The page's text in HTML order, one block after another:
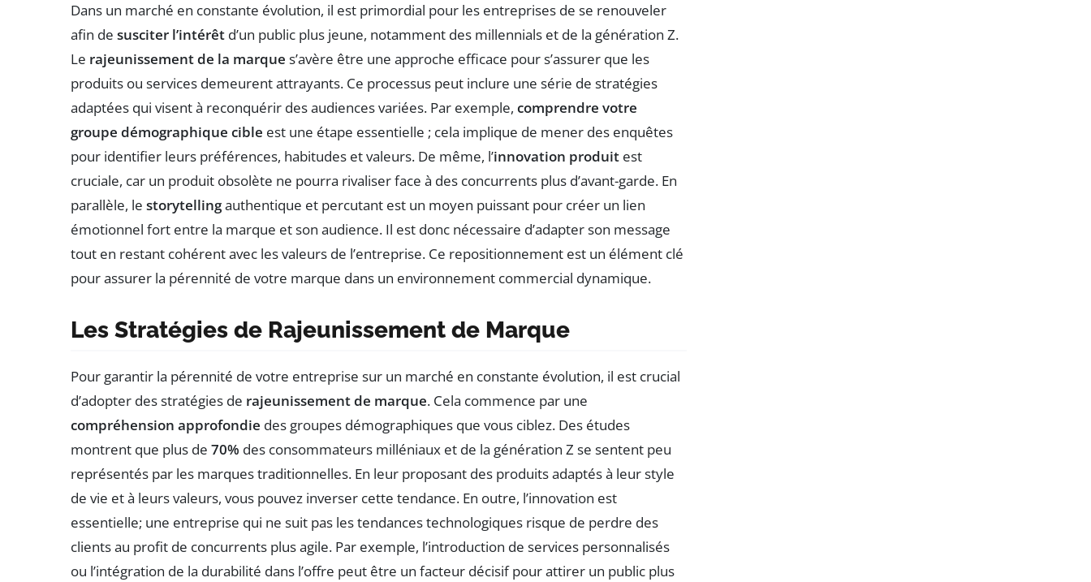
Dans un marché en constante évolution, il est primordial pour les entreprises de se renouveler
afin de susciter l’intérêt d’un public plus jeune, notamment des millennials et de la génération Z.
Le rajeunissement de la marque s’avère être une approche efficace pour s’assurer que les
produits ou services demeurent attrayants. Ce processus peut inclure une série de stratégies
adaptées qui visent à reconquérir des audiences variées. Par exemple, comprendre votre
groupe démographique cible est une étape essentielle ; cela implique de mener des enquêtes
pour identifier leurs préférences, habitudes et valeurs. De même, l’innovation produit est
cruciale, car un produit obsolète ne pourra rivaliser face à des concurrents plus d’avant-garde. En
parallèle, le storytellingauthentique et percutant est un moyen puissant pour créer un lien
émotionnel fort entre la marque et son audience. Il est donc nécessaire d’adapter son message
tout en restant cohérent avec les valeurs de l’entreprise. Ce repositionnement est un élément clé
pour assurer la pérennité de votre marque dans un environnement commercial dynamique.
Les Stratégies de Rajeunissement de Marque
Pour garantir la pérennité de votre entreprise sur un marché en constante évolution, il est crucial
d’adopter des stratégies de rajeunissement de marque. Cela commence par une
compréhension approfondie des groupes démographiques que vous ciblez. Des études
montrent que plus de 70% des consommateurs milléniaux et de la génération Z se sentent peu
représentés par les marques traditionnelles. En leur proposant des produits adaptés à leur style
de vie et à leurs valeurs, vous pouvez inverser cette tendance. En outre, l’innovation est
essentielle; une entreprise qui ne suit pas les tendances technologiques risque de perdre des
clients au profit de concurrents plus agile. Par exemple, l’introduction de services personnalisés
ou l’intégration de la durabilité dans l’offre peut être un facteur décisif pour attirer un public plus